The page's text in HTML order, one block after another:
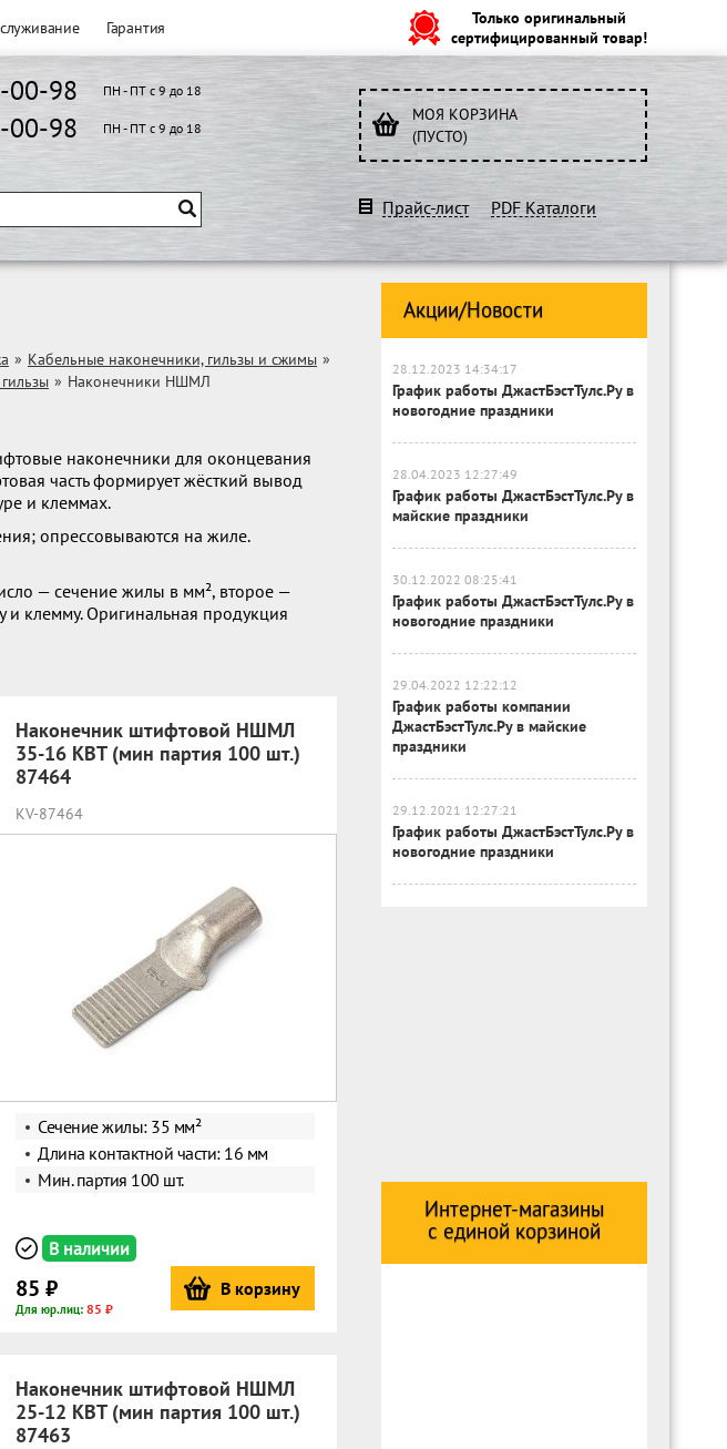
Гарантия
Только оригинальный
сертифицированный товар!
00-98 ПН - ПТ с 9 до 18
00-98 ПН - ПТ с 9 до 18
МОЯ КОРЗИНА
(ПУСТО)
Прайс-лист PDF Каталоги
» Кабельные наконечники, гильзы и сжимы »
» Наконечники НШМЛ
наконечники для оконцевания
часть формирует жёсткий вывод
и клеммах.
опрессовываются на жиле.
— сечение жилы в мм², второе —
клемму. Оригинальная продукция
Наконечник штифтовой НШМЛ
35-16 КВТ (мин партия 100 шт.)
87464
KV-87464
Сечение жилы: 35 мм²
Длина контактной части: 16 мм
Мин. партия 100 шт.
В наличии
85 ₽
Для юр.лиц: 85 ₽
В корзину
Наконечник штифтовой НШМЛ
25-12 КВТ (мин партия 100 шт.)
87463
Акции/Новости
28.12.2023 14:34:17
График работы ДжастБэстТулс.Ру в
новогодние праздники
28.04.2023 12:27:49
График работы ДжастБэстТулс.Ру в
майские праздники
30.12.2022 08:25:41
График работы ДжастБэстТулс.Ру в
новогодние праздники
29.04.2022 12:22:12
График работы компании
ДжастБэстТулс.Ру в майские
праздники
29.12.2021 12:27:21
График работы ДжастБэстТулс.Ру в
новогодние праздники
Интернет-магазины
с единой корзиной